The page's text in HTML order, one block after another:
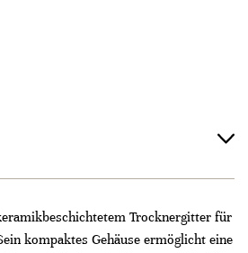
Trocknergitter für
kompaktes Gehäuse ermöglicht eine